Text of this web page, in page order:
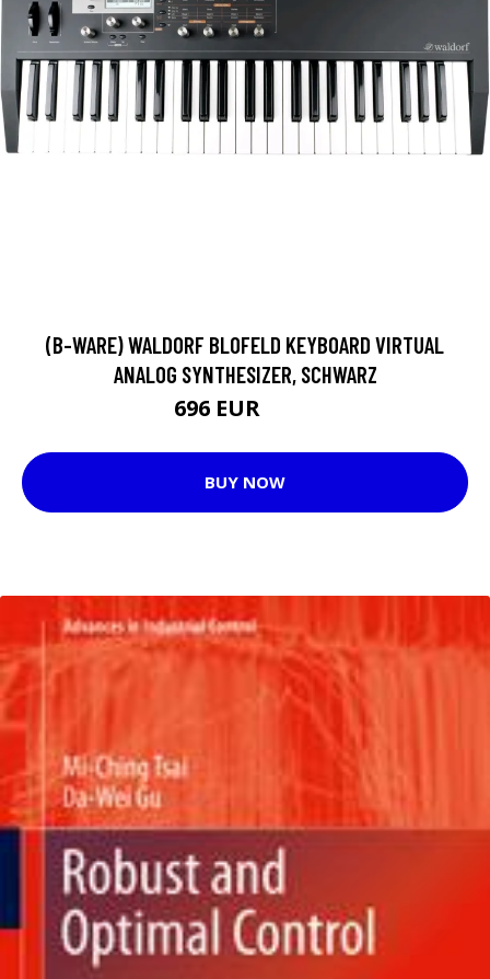
(B-WARE) WALDORF BLOFELD KEYBOARD VIRTUAL
ANALOG SYNTHESIZER, SCHWARZ
696 EUR
BUY NOW